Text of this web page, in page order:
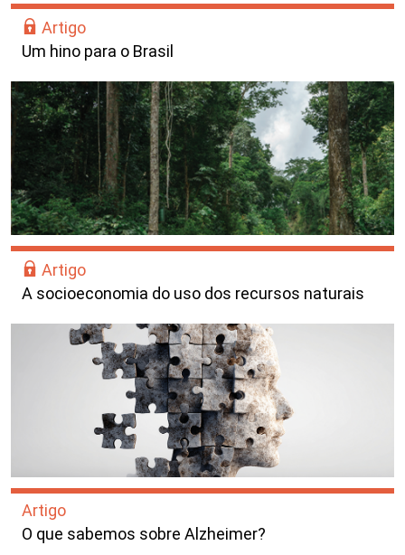
Artigo
Um hino para o Brasil
Artigo
A socioeconomia do uso dos recursos naturais
Artigo
O que sabemos sobre Alzheimer?